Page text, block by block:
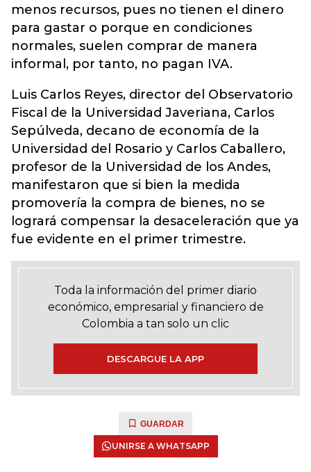
menos recursos, pues no tienen el dinero
para gastar o porque en condiciones
normales, suelen comprar de manera
informal, por tanto, no pagan IVA.
Luis Carlos Reyes, director del Observatorio
Fiscal de la Universidad Javeriana, Carlos
Sepúlveda, decano de economía de la
Universidad del Rosario y Carlos Caballero,
profesor de la Universidad de los Andes,
manifestaron que si bien la medida
promovería la compra de bienes, no se
logrará compensar la desaceleración que ya
fue evidente en el primer trimestre.
Toda la información del primer diario
económico, empresarial y financiero de
Colombia a tan solo un clic
DESCARGUE LA APP
GUARDAR
UNIRSE A WHATSAPP